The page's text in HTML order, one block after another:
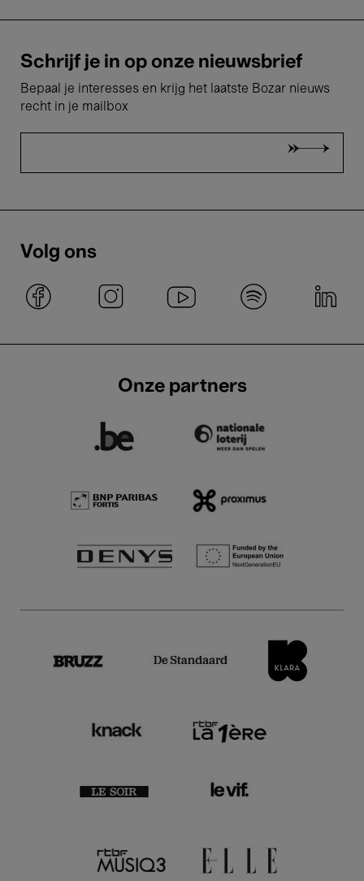
Schrijf je in op onze nieuwsbrief
Bepaal je interesses en krijg het laatste Bozar nieuws
recht in je mailbox
Volg ons
Onze partners